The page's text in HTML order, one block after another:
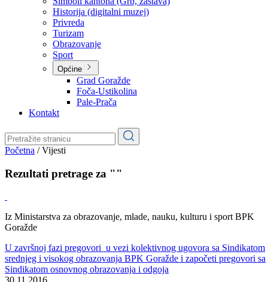
O kantonu
O kantonu
Simboli kantona (Grb, zastava)
Historija (digitalni muzej)
Privreda
Turizam
Obrazovanje
Općine
Pale-Prača
Kontakt
Vijesti